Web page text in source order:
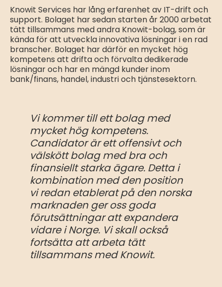
Knowit Services har lång erfarenhet av IT-drift och
support. Bolaget har sedan starten år 2000 arbetat
tätt tillsammans med andra Knowit-bolag, som är
kända för att utveckla innovativa lösningar i en rad
branscher. Bolaget har därför en mycket hög
kompetens att drifta och förvalta dedikerade
lösningar och har en mängd kunder inom
bank/finans, handel, industri och tjänstesektorn.
Vi kommer till ett bolag med
mycket hög kompetens.
Candidator är ett offensivt och
välskött bolag med bra och
finansiellt starka ägare. Detta i
kombination med den position
vi redan etablerat på den norska
marknaden ger oss goda
förutsättningar att expandera
vidare i Norge. Vi skall också
fortsätta att arbeta tätt
tillsammans med Knowit.